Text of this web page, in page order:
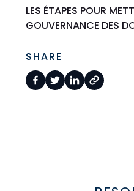
LES ÉTAPES POUR
GOUVERNANCE DES
SHARE